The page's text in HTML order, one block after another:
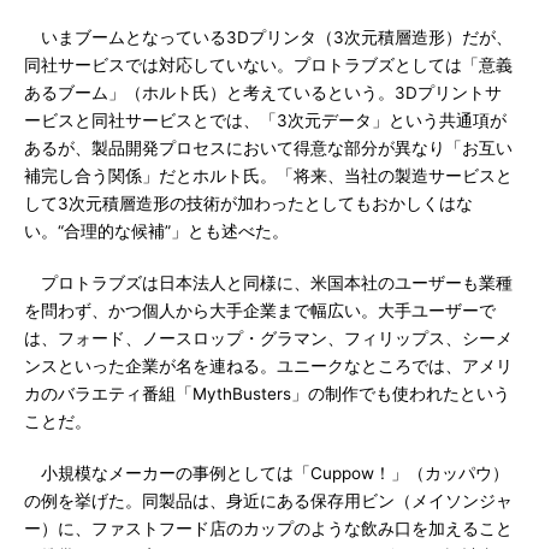
いまブームとなっている3Dプリンタ（3次元積層造形）だが、
同社サービスでは対応していない。プロトラブズとしては「意義
あるブーム」（ホルト氏）と考えているという。3Dプリントサ
ービスと同社サービスとでは、「3次元データ」という共通項が
あるが、製品開発プロセスにおいて得意な部分が異なり「お互い
補完し合う関係」だとホルト氏。「将来、当社の製造サービスと
して3次元積層造形の技術が加わったとしてもおかしくはな
い。“合理的な候補”」とも述べた。
プロトラブズは日本法人と同様に、米国本社のユーザーも業種
を問わず、かつ個人から大手企業まで幅広い。大手ユーザーで
は、フォード、ノースロップ・グラマン、フィリップス、シーメ
ンスといった企業が名を連ねる。ユニークなところでは、アメリ
カのバラエティ番組「MythBusters」の制作でも使われたという
ことだ。
小規模なメーカーの事例としては「Cuppow！」（カッパウ）
の例を挙げた。同製品は、身近にある保存用ビン（メイソンジャ
ー）に、ファストフード店のカップのような飲み口を加えること